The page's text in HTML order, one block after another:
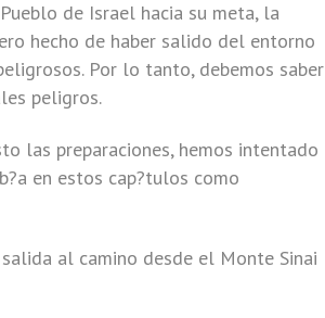
de Israel hacia su meta, la
hecho de haber salido del entorno
Por lo tanto, debemos saber
peligros.
las preparaciones, hemos intentado
en estos cap?tulos como
al camino desde el Monte Sinai